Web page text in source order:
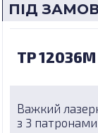
ПІД
TP
Важкий
з 3 патронами